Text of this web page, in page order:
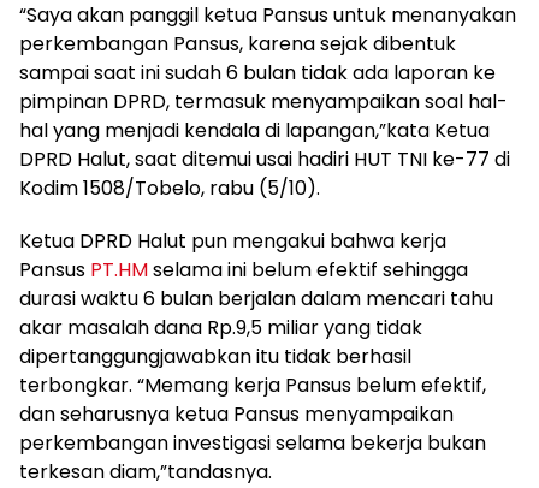
“Saya akan panggil ketua Pansus untuk menanyakan
perkembangan Pansus, karena sejak dibentuk
sampai saat ini sudah 6 bulan tidak ada laporan ke
pimpinan DPRD, termasuk menyampaikan soal hal-
hal yang menjadi kendala di lapangan,”kata Ketua
DPRD Halut, saat ditemui usai hadiri HUT TNI ke-77 di
Kodim 1508/Tobelo, rabu (5/10).
Ketua DPRD Halut pun mengakui bahwa kerja
Pansus PT.HMselama ini belum efektif sehingga
durasi waktu 6 bulan berjalan dalam mencari tahu
akar masalah dana Rp.9,5 miliar yang tidak
dipertanggungjawabkan itu tidak berhasil
terbongkar. “Memang kerja Pansus belum efektif,
dan seharusnya ketua Pansus menyampaikan
perkembangan investigasi selama bekerja bukan
terkesan diam,”tandasnya.